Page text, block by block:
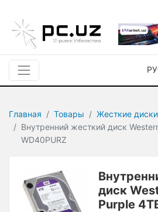
Главная Товары
Жесткие диски
Внутренний жесткий диск
WD40PURZ
диск
Purple